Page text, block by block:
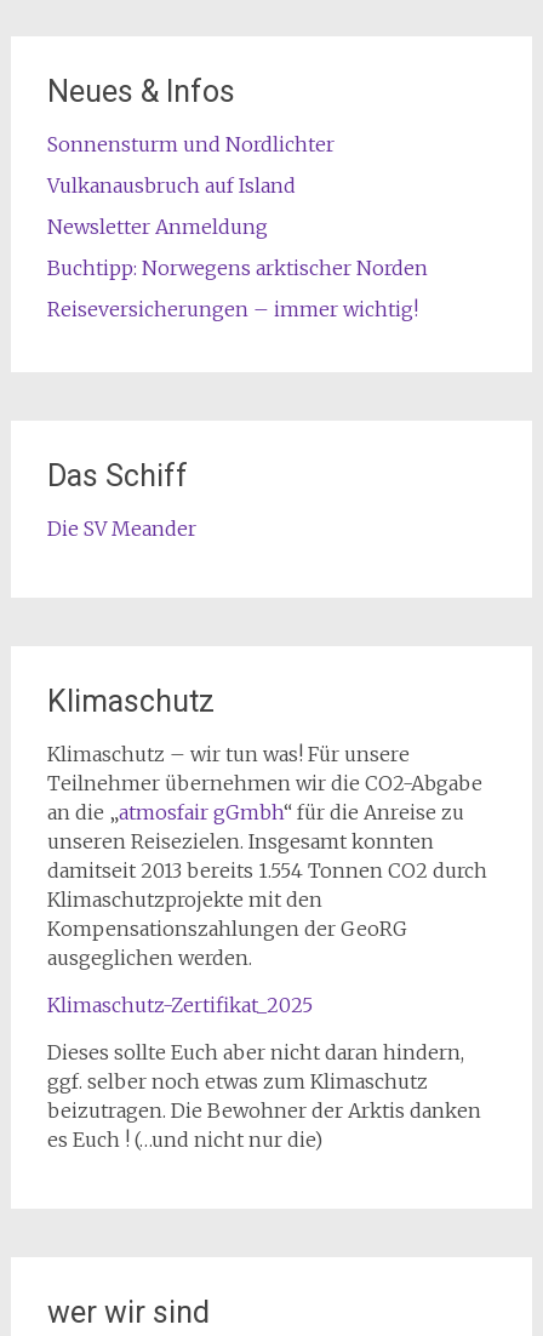
Neues & Infos
Sonnensturm und Nordlichter
Vulkanausbruch auf Island
Newsletter Anmeldung
Buchtipp: Norwegens arktischer Norden
Reiseversicherungen – immer wichtig!
Das Schiff
Die SV Meander
Klimaschutz
Klimaschutz – wir tun was! Für unsere
Teilnehmer übernehmen wir die CO2-Abgabe
an die „atmosfair gGmbh“ für die Anreise zu
unseren Reisezielen. Insgesamt konnten
damitseit 2013 bereits 1.554 Tonnen CO2 durch
Klimaschutzprojekte mit den
Kompensationszahlungen der GeoRG
ausgeglichen werden.
Klimaschutz-Zertifikat_2025
Dieses sollte Euch aber nicht daran hindern,
ggf. selber noch etwas zum Klimaschutz
beizutragen. Die Bewohner der Arktis danken
es Euch ! (…und nicht nur die)
wer wir sind